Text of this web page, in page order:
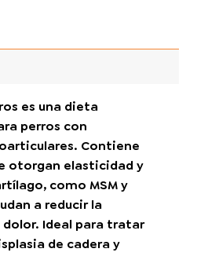
es una dieta
perros con
Contiene
otorgan elasticidad y
como MSM y
a reducir la
Ideal para tratar
de cadera y